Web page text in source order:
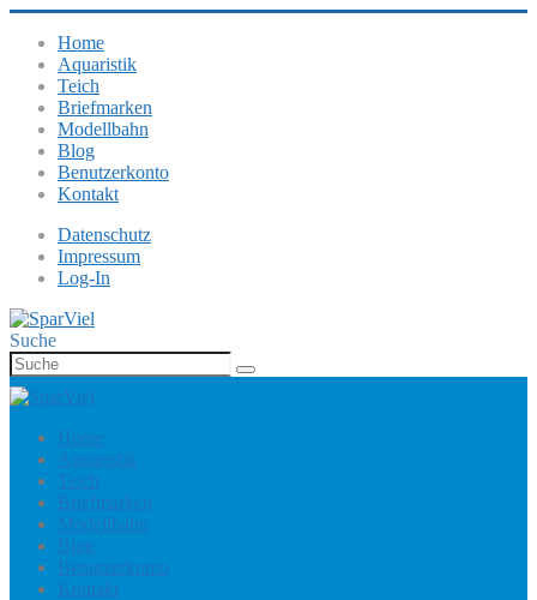
Home
Aquaristik
Teich
Briefmarken
Modellbahn
Blog
Benutzerkonto
Kontakt
Datenschutz
Impressum
Log-In
Suche
Home
Aquaristik
Teich
Briefmarken
Modellbahn
Blog
Benutzerkonto
Kontakt